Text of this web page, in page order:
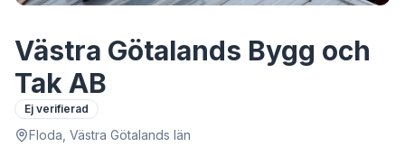
Västra Götalands Bygg och
Tak AB
Ej verifierad
Floda, Västra Götalands län